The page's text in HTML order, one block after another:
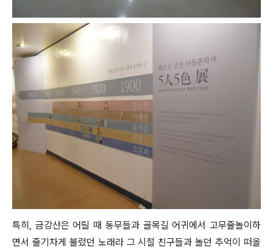
특히, 금강산은 어릴 때 동무들과 골목길 어귀에서 고무줄놀이하
면서 줄기차게 불렀던 노래라 그 시절 친구들과 놀던 추억이 떠올